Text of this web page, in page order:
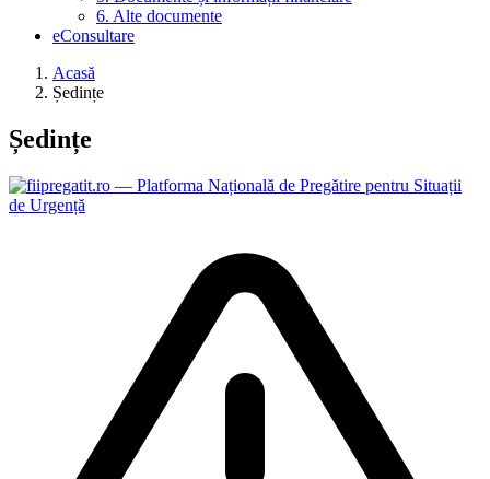
6. Alte documente
eConsultare
Acasă
Ședințe
Ședințe